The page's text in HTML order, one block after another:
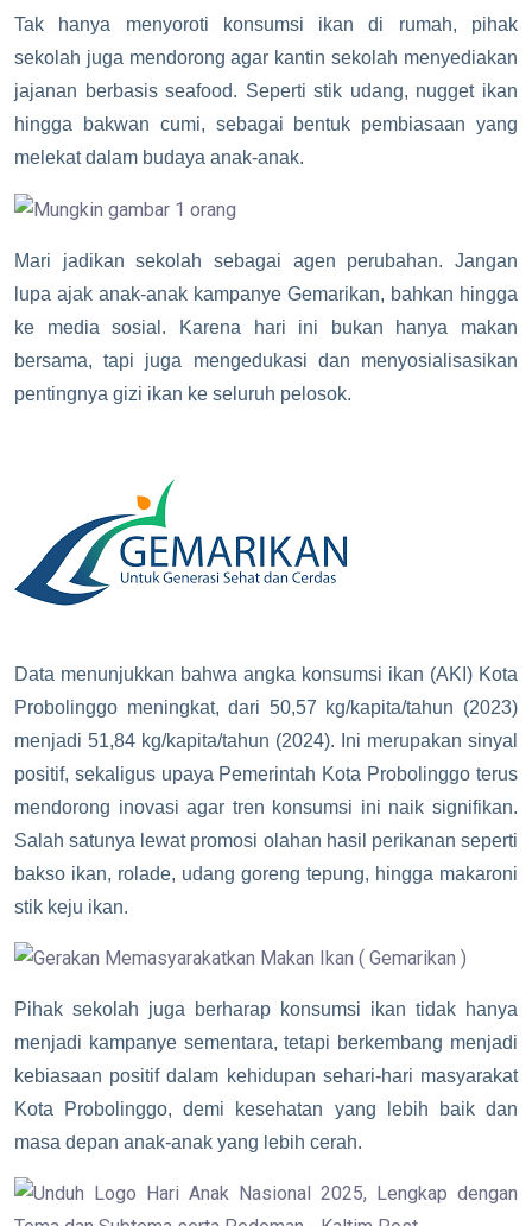
Tak hanya menyoroti konsumsi ikan di rumah, pihak
sekolah juga mendorong agar kantin sekolah menyediakan
jajanan berbasis seafood. Seperti stik udang, nugget ikan
hingga bakwan cumi, sebagai bentuk pembiasaan yang
melekat dalam budaya anak-anak.
Mari jadikan sekolah sebagai agen perubahan. Jangan
lupa ajak anak-anak kampanye Gemarikan, bahkan hingga
ke media sosial. Karena hari ini bukan hanya makan
bersama, tapi juga mengedukasi dan menyosialisasikan
pentingnya gizi ikan ke seluruh pelosok.
Data menunjukkan bahwa angka konsumsi ikan (AKI) Kota
Probolinggo meningkat, dari 50,57 kg/kapita/tahun (2023)
menjadi 51,84 kg/kapita/tahun (2024). Ini merupakan sinyal
positif, sekaligus upaya Pemerintah Kota Probolinggo terus
mendorong inovasi agar tren konsumsi ini naik signifikan.
Salah satunya lewat promosi olahan hasil perikanan seperti
bakso ikan, rolade, udang goreng tepung, hingga makaroni
stik keju ikan.
Pihak sekolah juga berharap konsumsi ikan tidak hanya
menjadi kampanye sementara, tetapi berkembang menjadi
kebiasaan positif dalam kehidupan sehari-hari masyarakat
Kota Probolinggo, demi kesehatan yang lebih baik dan
masa depan anak-anak yang lebih cerah.